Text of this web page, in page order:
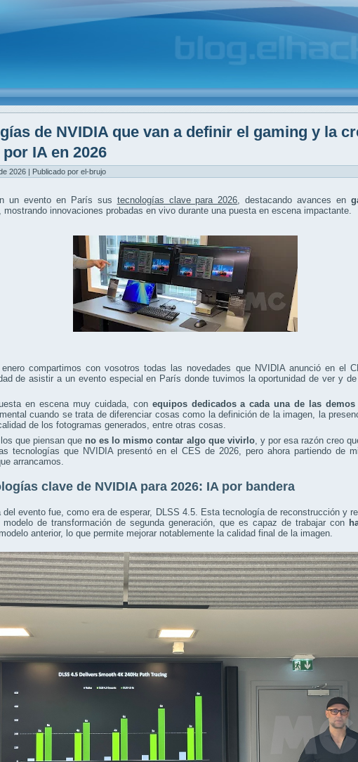
de NVIDIA que van a definir el gaming y la
IA en 2026
2026 | Publicado por el-brujo
un evento en París sus tecnologías clave para 2026 , destacando avances en
, mostrando innovaciones probadas en vivo durante una puesta en escena impactante.
compartimos con vosotros todas las novedades que NVIDIA anunció en el
de asistir a un evento especial en París donde tuvimos la oportunidad de ver y de
en escena muy cuidada, con equipos dedicados a cada una de las
cuando se trata de diferenciar cosas como la definición de la imagen, la
de los fotogramas generados, entre otras cosas.
que piensan que no es lo mismo contar algo que vivirlo, y por esa razón creo
tecnologías que NVIDIA presentó en el CES de 2026, pero ahora partiendo de mi
arrancamos.
clave de NVIDIA para 2026: IA por bandera
del evento fue, como era de esperar, DLSS 4.5. Esta tecnología de reconstrucción y
de transformación de segunda generación, que es capaz de trabajar con
anterior, lo que permite mejorar notablemente la calidad final de la imagen.